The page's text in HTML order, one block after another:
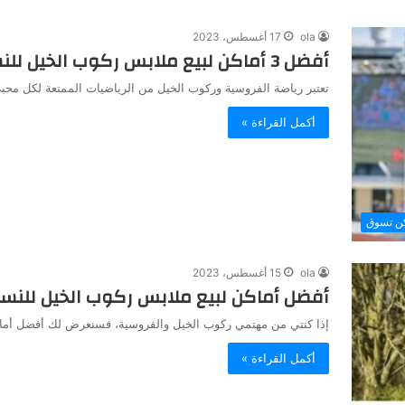
تسوق
ola 17 أغسطس، 2023
أفضل 3 أماكن لبيع ملابس ركوب الخيل للنساء في عجمان
تعتبر رياضة الفروسية وركوب الخيل من الرياضيات الممتعة لكل
أكمل القراءة »
ola 15 أغسطس، 2023
أفضل أماكن لبيع ملابس ركوب الخيل
إذا كنتي من مهتمي ركوب الخيل والفروسية، فسنعرض لك أفضل
أكمل القراءة »